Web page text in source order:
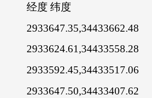
经度 纬度
2933647.35,34433662.48
2933624.61,34433558.28
2933592.45,34433517.06
2933647.50,34433407.62